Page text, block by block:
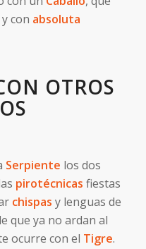
con absoluta
OTROS
Serpiente los dos
pirotécnicas fiestas
chispas y lenguas de
que ya no ardan al
ocurre con el Tigre.